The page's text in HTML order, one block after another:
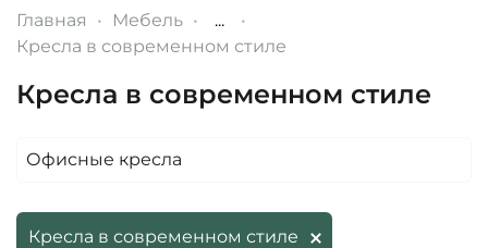
Главная Мебель
...
Кресла в современном стиле
Кресла в современном стиле
Офисные кресла
Кресла в современном стиле